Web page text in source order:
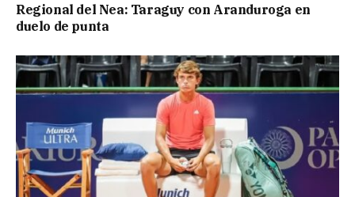
Regional del Nea: Taraguy con Aranduroga en
duelo de punta